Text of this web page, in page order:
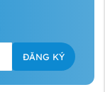
ĐĂNG KÝ